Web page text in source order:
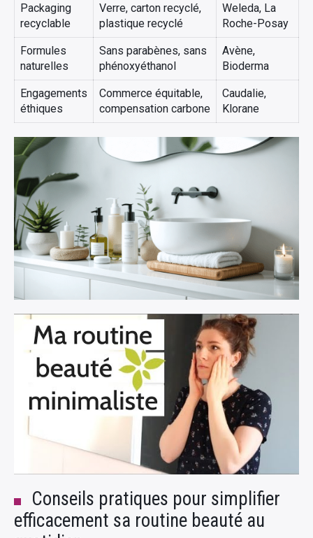
Packaging
recyclable
Verre, carton recyclé,
plastique recyclé
Weleda, La
Roche-Posay
Formules
naturelles
Sans parabènes, sans
phénoxyéthanol
Avène,
Bioderma
Engagements
éthiques
Commerce équitable,
compensation carbone
Caudalie,
Klorane
Conseils pratiques pour simplifier
efficacement sa routine beauté au